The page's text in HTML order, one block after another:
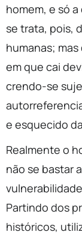
homem, e só
se trata, pois,
humanas;
em que cai
crendo-se
e esquecido
Realmente o
não se bastar
Partindo dos
históricos,